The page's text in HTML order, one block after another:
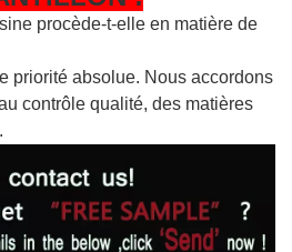
procède-t-elle en matière de
priorité absolue. Nous accordons
contrôle qualité, des matières